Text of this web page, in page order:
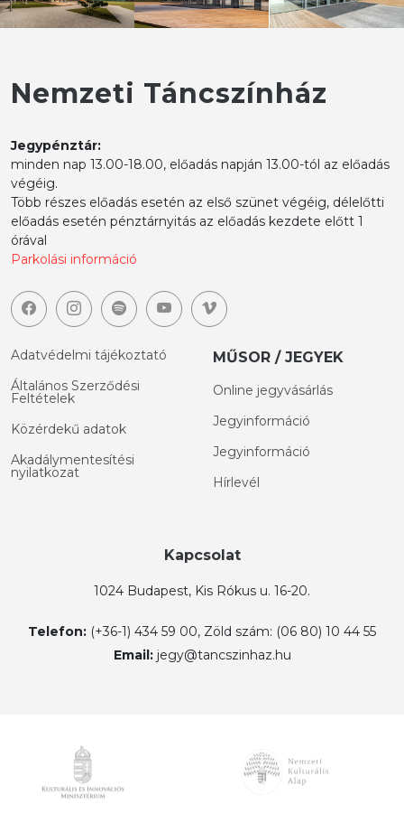
Nemzeti Táncszínház
Jegypénztár:
minden nap 13.00-18.00, előadás napján 13.00-tól az előadás
végéig.
Több részes előadás esetén az első szünet végéig, délelőtti
előadás esetén pénztárnyitás az előadás kezdete előtt 1
órával
Parkolási információ
Adatvédelmi tájékoztató
Általános Szerződési
Feltételek
Közérdekű adatok
Akadálymentesítési
nyilatkozat
MŰSOR / JEGYEK
Online jegyvásárlás
Jegyinformáció
Jegyinformáció
Hírlevél
Kapcsolat
1024 Budapest, Kis Rókus u. 16-20.
Telefon: (+36-1) 434 59 00, Zöld szám: (06 80) 10 44 55
Email: jegy@tancszinhaz.hu